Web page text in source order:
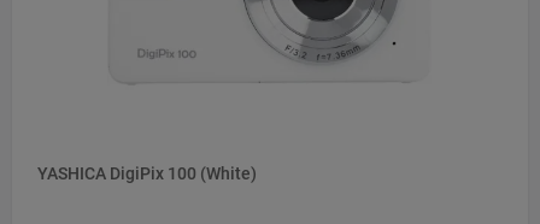
YASHICA DigiPix 100 (White)